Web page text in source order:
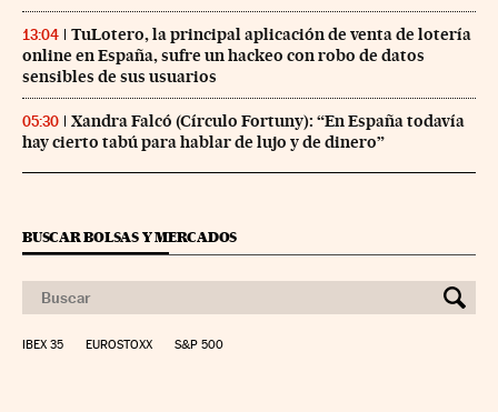
13:04
TuLotero, la principal aplicación de venta de lotería
online en España, sufre un hackeo con robo de datos
sensibles de sus usuarios
05:30
Xandra Falcó (Círculo Fortuny): “En España todavía
hay cierto tabú para hablar de lujo y de dinero”
BUSCAR BOLSAS Y MERCADOS
IBEX 35 EUROSTOXX S&P 500